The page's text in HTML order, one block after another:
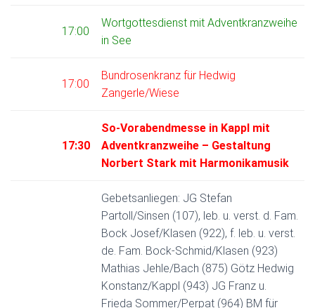
17:00
Wortgottesdienst mit Adventkranzweihe
in See
17:00
Bundrosenkranz für Hedwig
Zangerle/Wiese
17:30
So-Vorabendmesse in Kappl mit
Adventkranzweihe – Gestaltung
Norbert Stark mit Harmonikamusik
Gebetsanliegen: JG Stefan
Partoll/Sinsen (107), leb. u. verst. d. Fam.
Bock Josef/Klasen (922), f. leb. u. verst.
de. Fam. Bock-Schmid/Klasen (923)
Mathias Jehle/Bach (875) Götz Hedwig
Konstanz/Kappl (943) JG Franz u.
Frieda Sommer/Perpat (964) BM für